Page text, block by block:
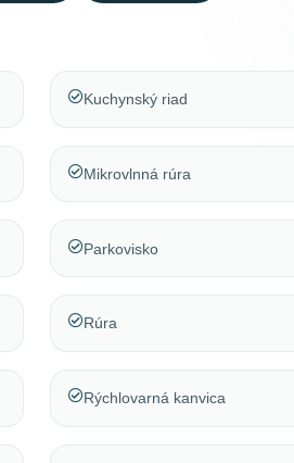
Kuchynský riad
Mikrovlnná rúra
Parkovisko
Rúra
Rýchlovarná kanvica